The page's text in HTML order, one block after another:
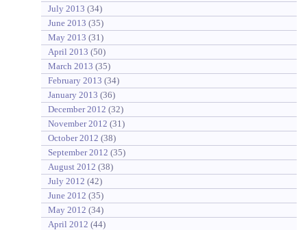
July 2013 (34)
June 2013 (35)
May 2013 (31)
April 2013 (50)
March 2013 (35)
February 2013 (34)
January 2013 (36)
December 2012 (32)
November 2012 (31)
October 2012 (38)
September 2012 (35)
August 2012 (38)
July 2012 (42)
June 2012 (35)
May 2012 (34)
April 2012 (44)